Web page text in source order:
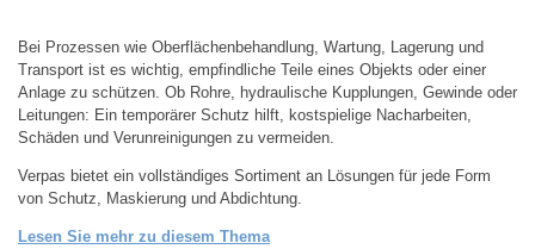
Bei Prozessen wie Oberflächenbehandlung, Wartung, Lagerung und
Transport ist es wichtig, empfindliche Teile eines Objekts oder einer
Anlage zu schützen. Ob Rohre, hydraulische Kupplungen, Gewinde oder
Leitungen: Ein temporärer Schutz hilft, kostspielige Nacharbeiten,
Schäden und Verunreinigungen zu vermeiden.
Verpas bietet ein vollständiges Sortiment an Lösungen für jede Form
von Schutz, Maskierung und Abdichtung.
Lesen Sie mehr zu diesem Thema